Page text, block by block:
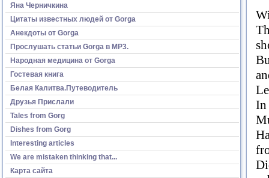
Яна Черничкина
Цитаты известных людей от Gorga
Анекдоты от Gorga
Прослушать статьи Gorga в МР3.
Народная медицина от Gorga
Гостевая книга
Белая Калитва.Путеводитель
Друзья Прислали
Tales from Gorg
Dishes from Gorg
Interesting articles
We are mistaken thinking that...
Карта сайта
In